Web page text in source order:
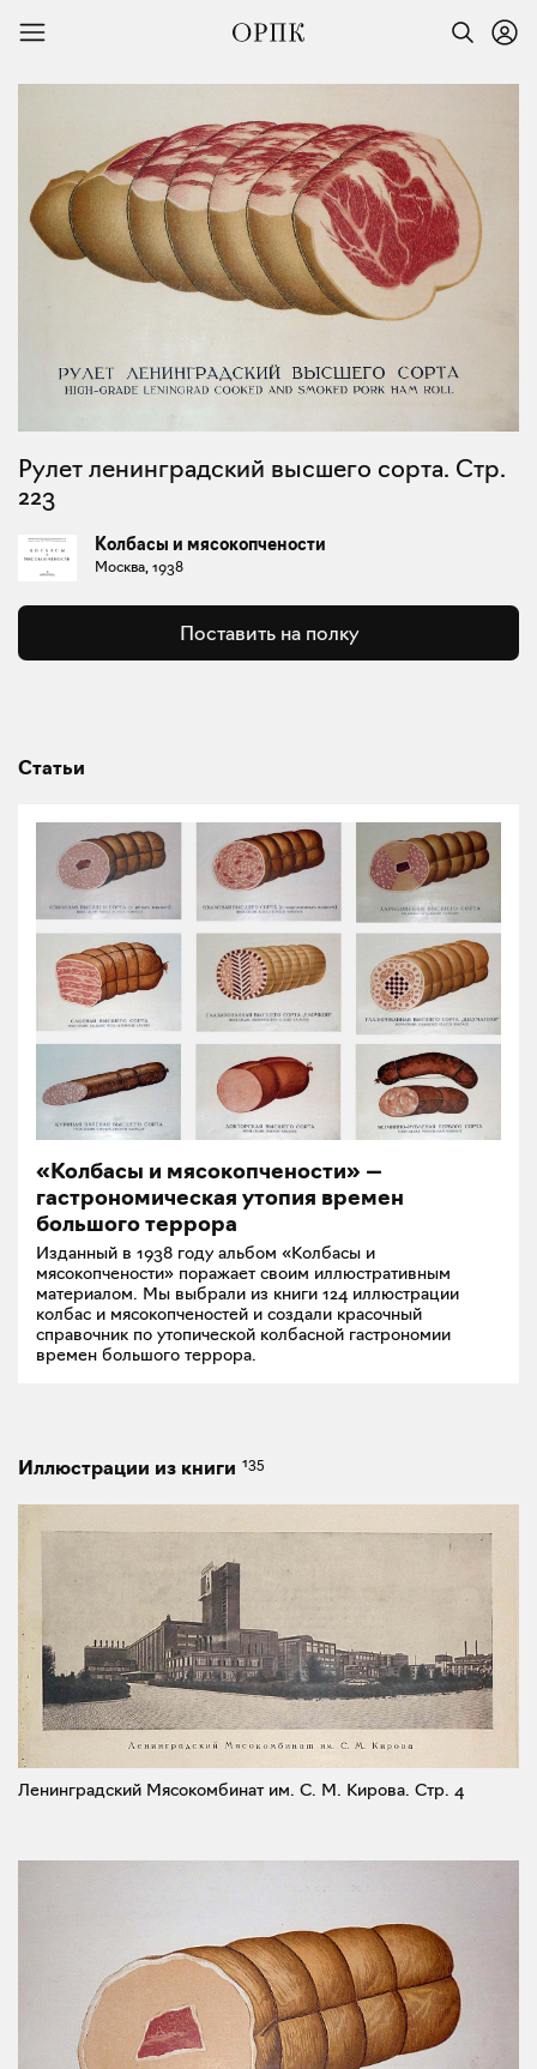
Рулет ленинградский высшего сорта. Стр.
223
Колбасы и мясокопчености
Москва, 1938
Поставить на полку
Статьи
«Колбасы и мясокопчености» —
гастрономическая утопия времен
большого террора
Изданный в 1938 году альбом «Колбасы и
мясокопчености» поражает своим иллюстративным
материалом. Мы выбрали из книги 124 иллюстрации
колбас и мясокопченостей и создали красочный
справочник по утопической колбасной гастрономии
времен большого террора.
Иллюстрации из книги 135
Ленинградский Мясокомбинат им. С. М. Кирова. Стр. 4